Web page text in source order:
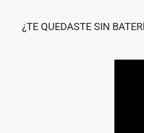
¿TE QUEDASTE SIN